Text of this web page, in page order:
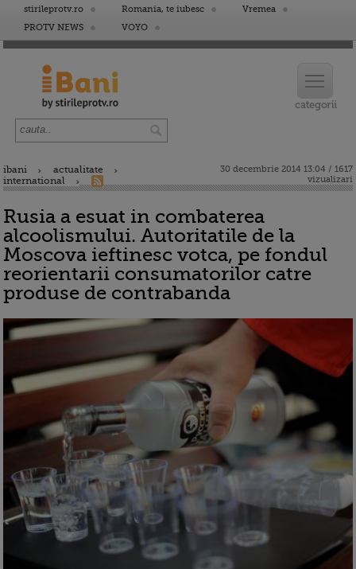
stirileprotv.ro Romania, te iubesc
Vremea
PROTV NEWS
VOYO
ibani
actualitate
international
30 decembrie 2014 13:04 / 1617
vizualizari
Rusia a esuat in combaterea
alcoolismului. Autoritatile de la
Moscova ieftinesc votca, pe fondul
reorientarii consumatorilor catre
produse de contrabanda